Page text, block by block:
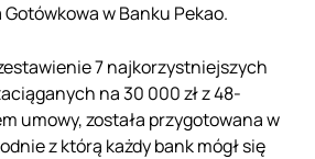
w Banku Pekao.
7 najkorzystniejszych
na 30 000 zł z 48-
umowy, została przygotowana w
z którą każdy bank mógł się